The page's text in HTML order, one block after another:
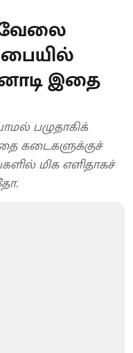
வேலை
இதை
பழுதாகிக்
கடைகளுக்குச்
மிக எளிதாகச்